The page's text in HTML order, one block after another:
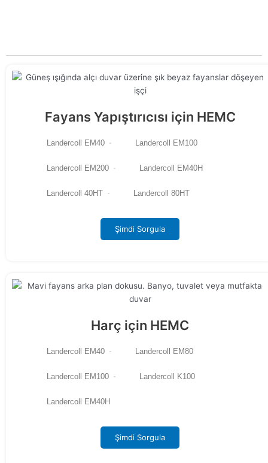
Fayans Yapıştırıcısı için HEMC
Landercoll EM40 Landercoll EM100
Landercoll EM200 Landercoll EM40H
Landercoll 40HT Landercoll 80HT
Şimdi Sorgula
Harç için HEMC
Landercoll EM40 Landercoll EM80
Landercoll EM100 Landercoll K100
Landercoll EM40H
Şimdi Sorgula